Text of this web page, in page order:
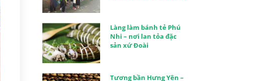
Làng làm bánh tẻ Phú
Nhi – nơi lan tỏa đặc
sản xứ Đoài
Tương bần Hưng Yên –